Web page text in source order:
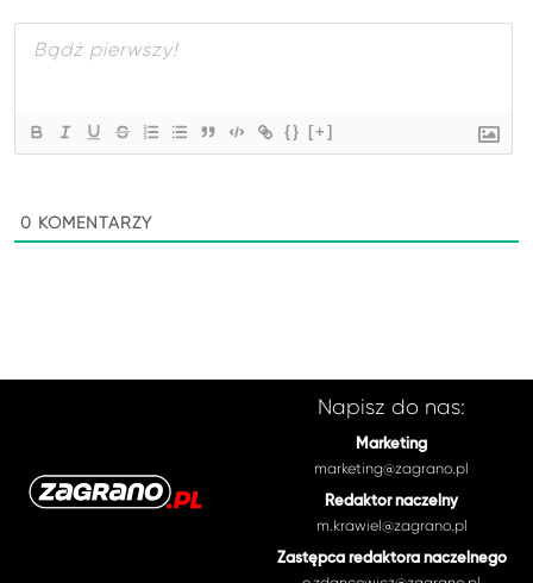
{} [+]
0 KOMENTARZY
Napisz do nas:
Marketing
marketing@zagrano.pl
Redaktor naczelny
m.krawiel@zagrano.pl
Zastępca redaktora naczelnego